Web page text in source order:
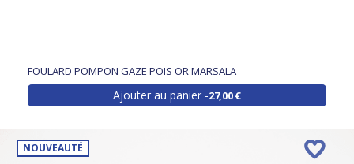
FOULARD POMPON GAZE POIS OR MARSALA
Ajouter au panier 27,00 €
NOUVEAUTÉ